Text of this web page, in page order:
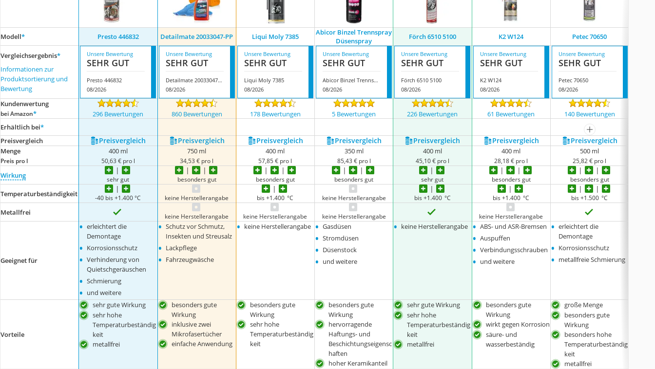
Modell* Presto 446832 Detailmate 20033047-PP Liqui Moly 7385
Abicor Binzel Trennspray
Düsenspray
Förch 6510 5100 K2 W124 Petec 70650
Vergleichsergebnis*
Informationen zur
Produktsortierung und
Bewertung
Unsere Bewertung
SEHR GUT
Presto 446832
08/2026
Unsere Bewertung
SEHR GUT
Detailmate 20033047-PP
08/2026
Unsere Bewertung
SEHR GUT
Liqui Moly 7385
08/2026
Unsere Bewertung
SEHR GUT
Abicor Binzel Trennspray Düsenspray
08/2026
Unsere Bewertung
SEHR GUT
Förch 6510 5100
08/2026
Unsere Bewertung
SEHR GUT
K2 W124
08/2026
Unsere Bewertung
SEHR GUT
Petec 70650
08/2026
Kundenwertung
bei Amazon* 296 Bewertungen 860 Bewertungen 178 Bewertungen 5 Bewertungen 226 Bewertungen 61 Bewertungen 140 Bewertungen
Erhältlich bei*
mehr anzeigen
Preis­vergleich
Preis­vergleich Preis­vergleich Preis­vergleich Preis­vergleich Preis­vergleich Preis­vergleich Preis­vergleich
Menge
Preis pro l
400 ml
50,63 € pro l
750 ml
34,53 € pro l
400 ml
57,85 € pro l
350 ml
85,43 € pro l
400 ml
45,10 € pro l
400 ml
28,18 € pro l
500 ml
25,82 € pro l
Wirkung sehr gut besonders gut besonders gut besonders gut sehr gut besonders gut besonders gut
Temperaturbeständigkeit -40 bis +1.400 °C keine Herstellerangabe bis +1.400 °C keine Herstellerangabe bis +1.400 °C bis +1.400 °C bis +1.500 °C
Metallfrei keine Herstellerangabe keine Herstellerangabe keine Herstellerangabe keine Herstellerangabe
Geeignet für
• erleichtert die
Demontage
• Korrosionsschutz
• Verhinderung von
Quietschgeräuschen
• Schmierung
• und weitere
• Schutz vor Schmutz,
Insekten und Streusalz
• Lackpflege
• Fahrzeugwäsche
• keine Herstellerangabe • Gasdüsen
• Stromdüsen
• Düsenstock
• und weitere
• keine Herstellerangabe • ABS- und ASR-Bremsen
• Auspuffen
• Verbindungsschrauben
• und weitere
• erleichtert die
Demontage
• Korrosionsschutz
• metallfreie Schmierung
Vorteile
sehr gute Wirkung
sehr hohe
Temperaturbeständig
keit
metallfrei
besonders gute
Wirkung
inklusive zwei
Mikrofasertücher
einfache Anwendung
besonders gute
Wirkung
sehr hohe
Temperaturbeständig
keit
besonders gute
Wirkung
hervorragende
Haftungs- und
Beschichtungseigensc
haften
hoher Keramikanteil
sehr gute Wirkung
sehr hohe
Temperaturbeständig
keit
metallfrei
besonders gute
Wirkung
wirkt gegen Korrosion
säure- und
wasserbeständig
große Menge
besonders gute
Wirkung
besonders hohe
Temperaturbeständig
keit
metallfrei